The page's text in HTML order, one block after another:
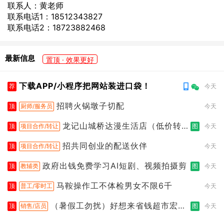
联系人：黄老师
联系电话1：18512343827
联系电话2：18723882468
最新信息 置顶 · 效果更好
荐 下载APP/小程序把网站装进口袋！ 今天
顶 厨师/服务员 招聘火锅墩子切配 今天
顶 项目合作/转让 龙记山城桥达漫生活店（低价转
图 今天
顶 项目合作/转让 招共同创业的配送伙伴 今天
顶 教辅类 政府出钱免费学习AI短剧、视频拍摄剪 图 今天
顶 普工/零时工 马鞍操作工不体检男女不限6千 今天
顶 销售/店员
（暑假工勿扰）好想来省钱超市宏声
图 今天